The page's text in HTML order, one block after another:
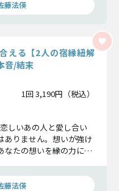
藤法偀
える【2人の宿縁紐解
音/結末
1回 3,190円（税込）
しいあの人と愛し合い
ありません。想いが強け
なたの想いを縁の力に変
藤法偀